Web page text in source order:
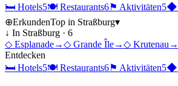
🛏 Hotels5🍽 Restaurants6⚑ Aktivitäten5◆
⊕ErkundenTop in Straßburg▾
↓ In Straßburg · 6
◇ Esplanade→◇ Grande Île→◇ Krutenau →
Entdecken
🛏 Hotels5🍽 Restaurants6⚑ Aktivitäten5◆